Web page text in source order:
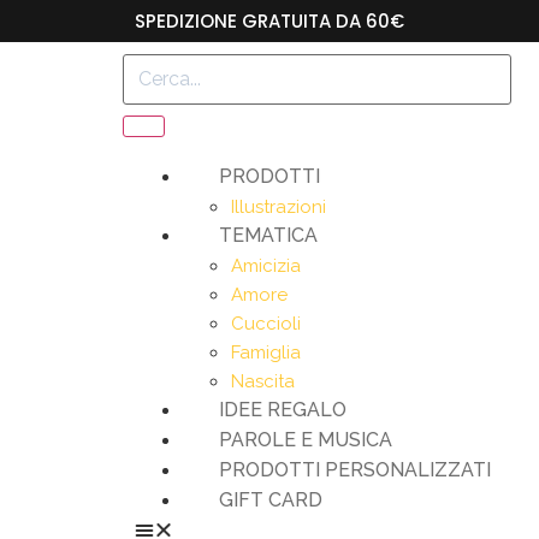
SPEDIZIONE GRATUITA DA 60€
PRODOTTI
Illustrazioni
TEMATICA
Amicizia
Amore
Cuccioli
Famiglia
Nascita
IDEE REGALO
PAROLE E MUSICA
PRODOTTI PERSONALIZZATI
GIFT CARD